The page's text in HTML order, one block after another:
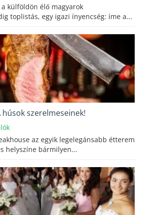
külföldön élő magyarok
toplistás, egy igazi ínyencség: íme a...
húsok szerelmeseinek!
az egyik legelegánsabb étterem
helyszíne bármilyen...